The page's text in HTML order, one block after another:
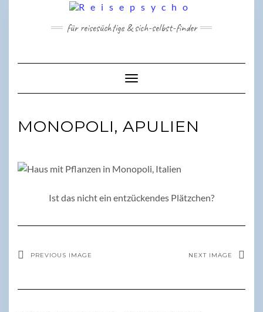
für reisesüchtige & sich-selbst-finder
Toggle Navigation
MONOPOLI, APULIEN
Ist das nicht ein entzückendes Plätzchen?
PREVIOUS IMAGE NEXT IMAGE